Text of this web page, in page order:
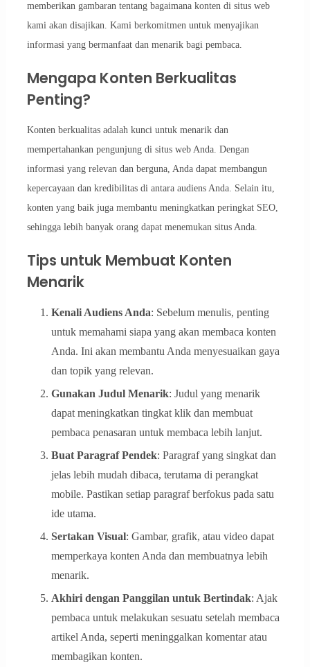
memberikan gambaran tentang bagaimana konten di situs web
kami akan disajikan. Kami berkomitmen untuk menyajikan
informasi yang bermanfaat dan menarik bagi pembaca.
Mengapa Konten Berkualitas
Penting?
Konten berkualitas adalah kunci untuk menarik dan
mempertahankan pengunjung di situs web Anda. Dengan
informasi yang relevan dan berguna, Anda dapat membangun
kepercayaan dan kredibilitas di antara audiens Anda. Selain itu,
konten yang baik juga membantu meningkatkan peringkat SEO,
sehingga lebih banyak orang dapat menemukan situs Anda.
Tips untuk Membuat Konten
Menarik
Kenali Audiens Anda: Sebelum menulis, penting
untuk memahami siapa yang akan membaca konten
Anda. Ini akan membantu Anda menyesuaikan gaya
dan topik yang relevan.
Gunakan Judul Menarik: Judul yang menarik
dapat meningkatkan tingkat klik dan membuat
pembaca penasaran untuk membaca lebih lanjut.
Buat Paragraf Pendek: Paragraf yang singkat dan
jelas lebih mudah dibaca, terutama di perangkat
mobile. Pastikan setiap paragraf berfokus pada satu
ide utama.
Sertakan Visual: Gambar, grafik, atau video dapat
memperkaya konten Anda dan membuatnya lebih
menarik.
Akhiri dengan Panggilan untuk Bertindak: Ajak
pembaca untuk melakukan sesuatu setelah membaca
artikel Anda, seperti meninggalkan komentar atau
membagikan konten.